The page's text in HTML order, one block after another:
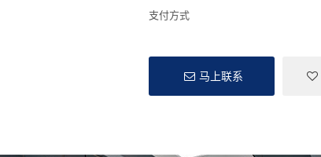
支付方式
马上联系